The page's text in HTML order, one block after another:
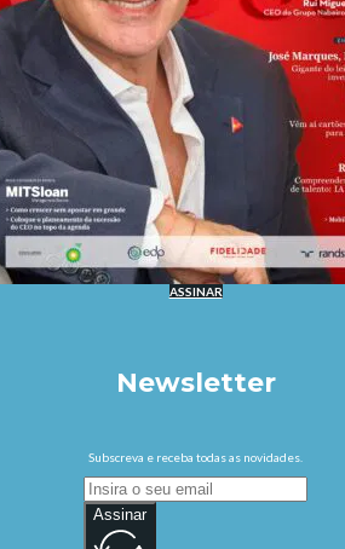
ASSINAR
Newsletter
Subscreva e receba todas as novidades.
Assinar